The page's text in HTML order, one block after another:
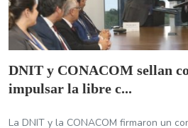
DNIT y CONACOM sellan
impulsar la libre c...
La DNIT y la CONACOM firmaron un